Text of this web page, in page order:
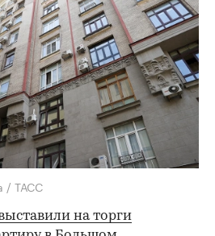
/ ТАСС
на торги